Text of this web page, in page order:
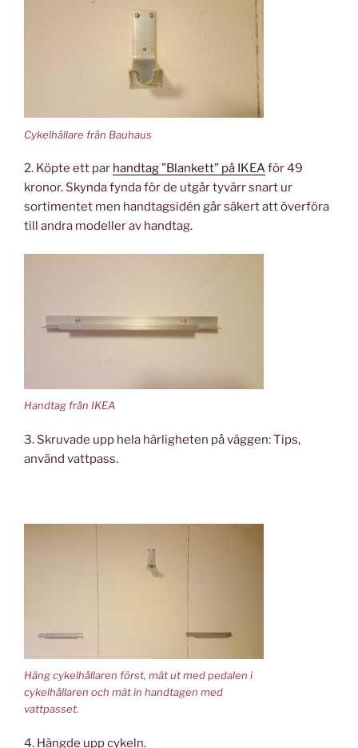
Cykelhållare från Bauhaus
2. Köpte ett par handtag ”Blankett” på IKEAför 49
kronor. Skynda fynda för de utgår tyvärr snart ur
sortimentet men handtagsidén går säkert att överföra
till andra modeller av handtag.
Handtag från IKEA
3. Skruvade upp hela härligheten på väggen: Tips,
använd vattpass.
Häng cykelhållaren först, mät ut med pedalen i
cykelhållaren och mät in handtagen med
vattpasset.
4. Hängde upp cykeln.